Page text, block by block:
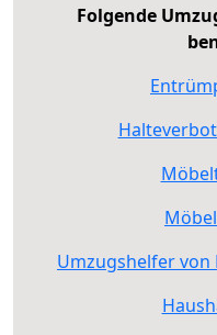
Folgende
Umzugshelfer von